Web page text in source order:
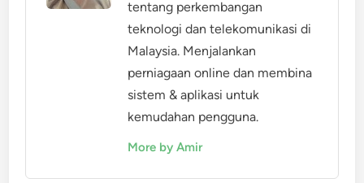
tentang perkembangan
teknologi dan telekomunikasi di
Malaysia. Menjalankan
perniagaan online dan membina
sistem & aplikasi untuk
kemudahan pengguna.
More by Amir